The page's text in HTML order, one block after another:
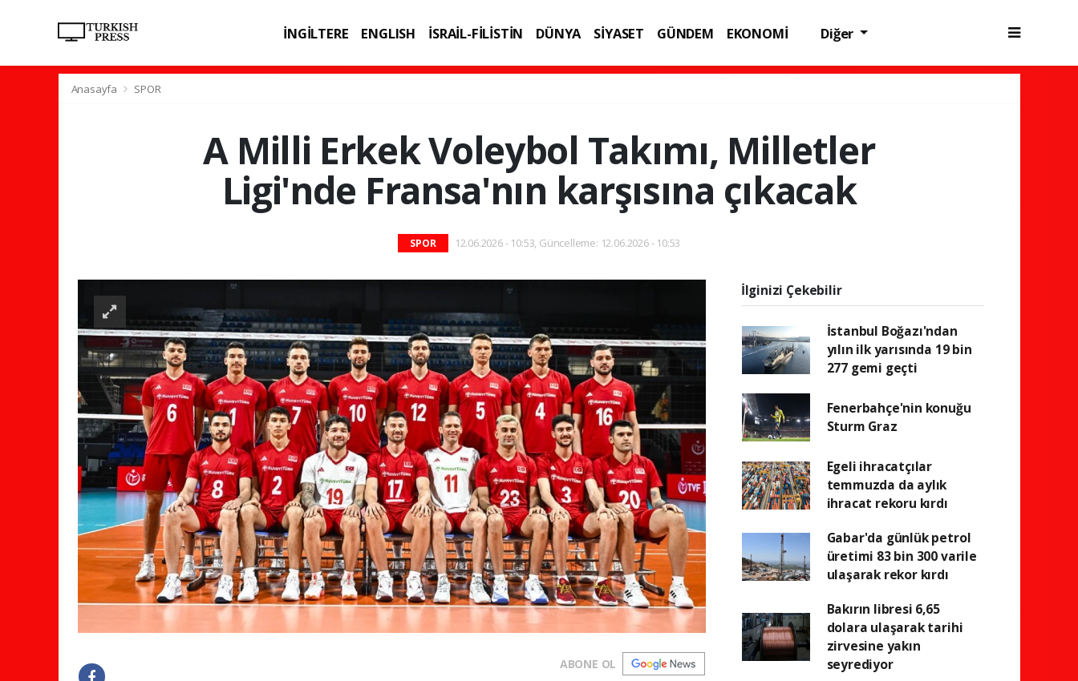
İNGİLTERE ENGLISH İSRAİL-FİLİSTİN DÜNYA SİYASET GÜNDEM
EKONOMİ
Diğer
Anasayfa SPOR
A Milli Erkek Voleybol Takımı, Milletler
Ligi'nde Fransa'nın karşısına çıkacak
SPOR 12.06.2026 - 10:53, Güncelleme: 12.06.2026 - 10:53
ABONE OL
İlginizi Çekebilir
İstanbul Boğazı'ndan
yılın ilk yarısında 19 bin
277 gemi geçti
Fenerbahçe'nin konuğu
Sturm Graz
Egeli ihracatçılar
temmuzda da aylık
ihracat rekoru kırdı
Gabar'da günlük petrol
üretimi 83 bin 300 varile
ulaşarak rekor kırdı
Bakırın libresi 6,65
dolara ulaşarak tarihi
zirvesine yakın
seyrediyor